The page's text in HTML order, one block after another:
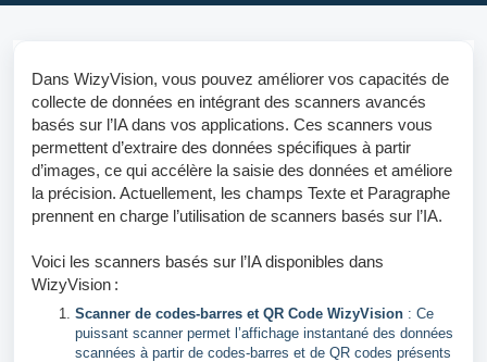
Dans WizyVision, vous pouvez améliorer vos capacités de
collecte de données en intégrant des scanners avancés
basés sur l’IA dans vos applications. Ces scanners vous
permettent d’extraire des données spécifiques à partir
d’images, ce qui accélère la saisie des données et améliore
la précision. Actuellement, les champs Texte et Paragraphe
prennent en charge l’utilisation de scanners basés sur l’IA.
Voici les scanners basés sur l’IA disponibles dans
WizyVision :
Scanner de codes-barres et QR Code WizyVision : Ce
puissant scanner permet l’affichage instantané des données
scannées à partir de codes-barres et de QR codes présents